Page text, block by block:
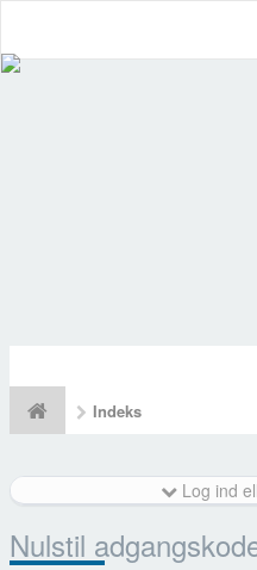
Indeks
Log ind
Nulstil